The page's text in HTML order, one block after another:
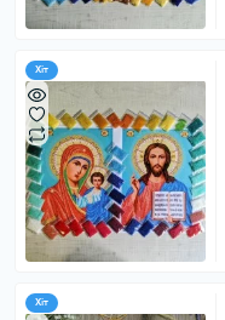
Хіт
Хіт